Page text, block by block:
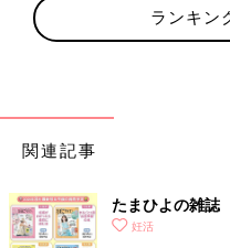
ランキン
関連記事
たまひよの雑誌
妊活